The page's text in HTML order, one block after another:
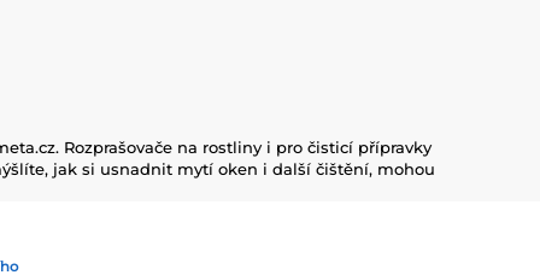
Rozprašovače na rostliny i pro čisticí přípravky
jak si usnadnit mytí oken i další čištění, mohou